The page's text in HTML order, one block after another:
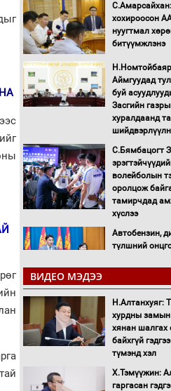
хохироосон
нуугтмал
битүүмжлэнэ
Аймгуудад
буй
Засгийн
хуралдаанд
С.Бямбацогт
волейболын
оролцож
тамирчдад
хүслээ
Автобензин,
түлшний
Санхүүгийн
горимд эрүүл
салбар
Нөөцийн махны
нээлттэй ил
ВИДЕО МЭДЭЭ
Н.Алтанхуяг:
хурдны замын
хянан шалгах
байхгүй
түмэнд хэл
Х.Тэмүүжин:
гаргасан